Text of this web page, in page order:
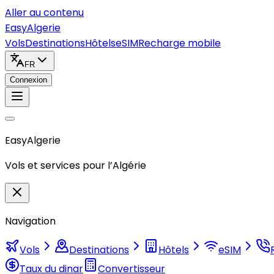
Aller au contenu
EasyAlgerie
VolsDestinationsHôtelseSIMRecharge mobile
FR
Connexion
EasyAlgerie
Vols et services pour l’Algérie
Navigation
Vols Destinations Hôtels eSIM
Taux du dinar
Convertisseur